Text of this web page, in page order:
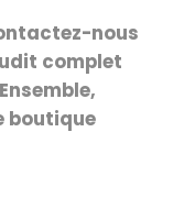
nous
complet
boutique